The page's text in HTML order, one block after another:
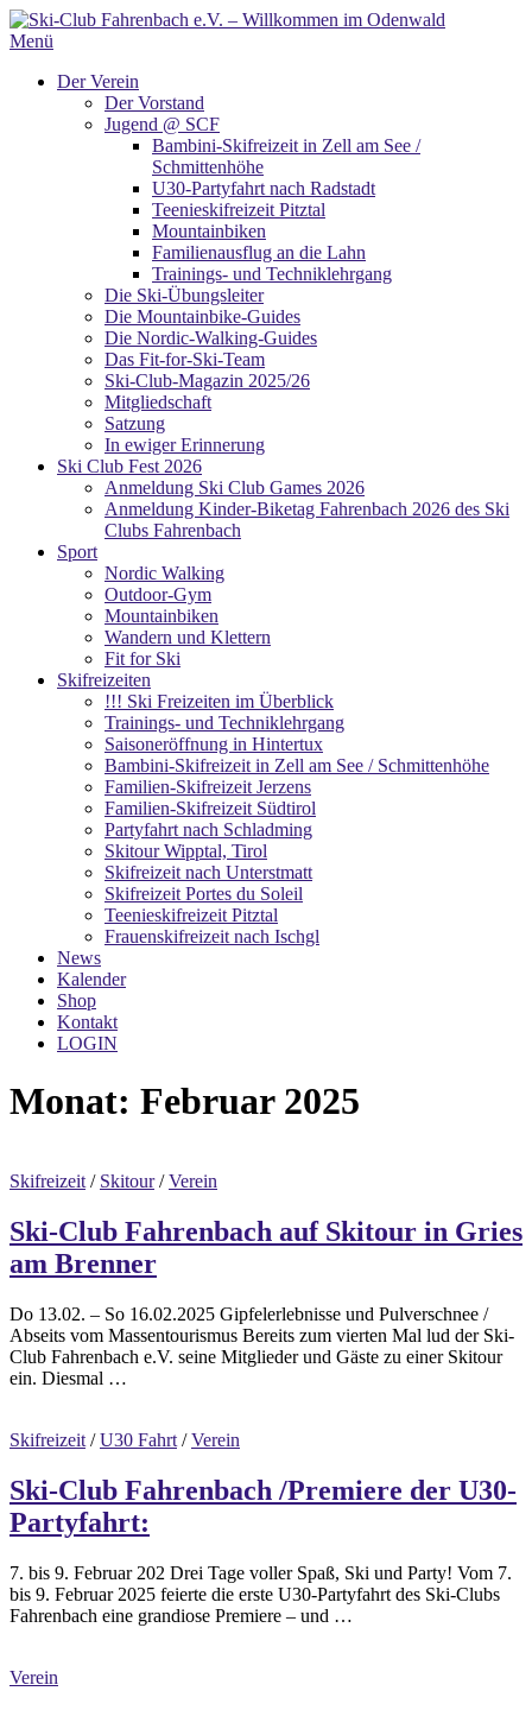
Zum
Inhalt
Menü
Der Verein
Der Vorstand
Jugend @ SCF
Bambini-Skifreizeit in Zell am See /
Schmittenhöhe
U30-Partyfahrt nach Radstadt
Teenieskifreizeit Pitztal
Mountainbiken
Familienausflug an die Lahn
Trainings- und Techniklehrgang
Die Ski-Übungsleiter
Die Mountainbike-Guides
Die Nordic-Walking-Guides
Das Fit-for-Ski-Team
Ski-Club-Magazin 2025/26
Mitgliedschaft
Satzung
In ewiger Erinnerung
Ski Club Fest 2026
Anmeldung Ski Club Games 2026
Anmeldung Kinder-Biketag Fahrenbach 2026 des Ski
Clubs Fahrenbach
Sport
Nordic Walking
Outdoor-Gym
Mountainbiken
Wandern und Klettern
Fit for Ski
Skifreizeiten
!!! Ski Freizeiten im Überblick
Trainings- und Techniklehrgang
Saisoneröffnung in Hintertux
Bambini-Skifreizeit in Zell am See / Schmittenhöhe
Familien-Skifreizeit Jerzens
Familien-Skifreizeit Südtirol
Partyfahrt nach Schladming
Skitour Wipptal, Tirol
Skifreizeit nach Unterstmatt
Skifreizeit Portes du Soleil
Teenieskifreizeit Pitztal
Frauenskifreizeit nach Ischgl
News
Kalender
Shop
Kontakt
LOGIN
Monat: Februar 2025
Skifreizeit / Skitour/Verein
Ski-Club Fahrenbach auf Skitour in Gries
am Brenner
Do 13.02. – So 16.02.2025 Gipfelerlebnisse und Pulverschnee /
Abseits vom Massentourismus Bereits zum vierten Mal lud der Ski-
Club Fahrenbach e.V. seine Mitglieder und Gäste zu einer Skitour
ein. Diesmal …
Skifreizeit /U30 Fahrt /Verein
Ski-Club Fahrenbach /Premiere der U30-
Partyfahrt:
7. bis 9. Februar 202 Drei Tage voller Spaß, Ski und Party! Vom 7.
bis 9. Februar 2025 feierte die erste U30-Partyfahrt des Ski-Clubs
Fahrenbach eine grandiose Premiere – und …
Verein